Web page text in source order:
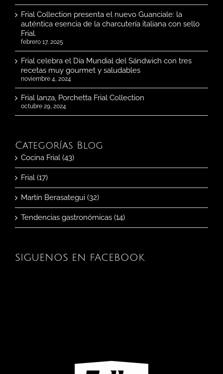
Frial Collection presenta el nuevo Guanciale: la
auténtica esencia de la charcutería italiana con sello
Frial.
febrero 17, 2025
Frial celebra el Día Mundial del Sándwich con tres
recetas muy gourmet y saludables
noviembre 4, 2024
Frial lanza, Porchetta Frial Collection
octubre 29, 2024
Categorías Blog
Cocina Frial (43)
Frial (17)
Martín Berasategui (32)
Tendencias gastronómicas (14)
SIGUENOS EN FACEBOOK